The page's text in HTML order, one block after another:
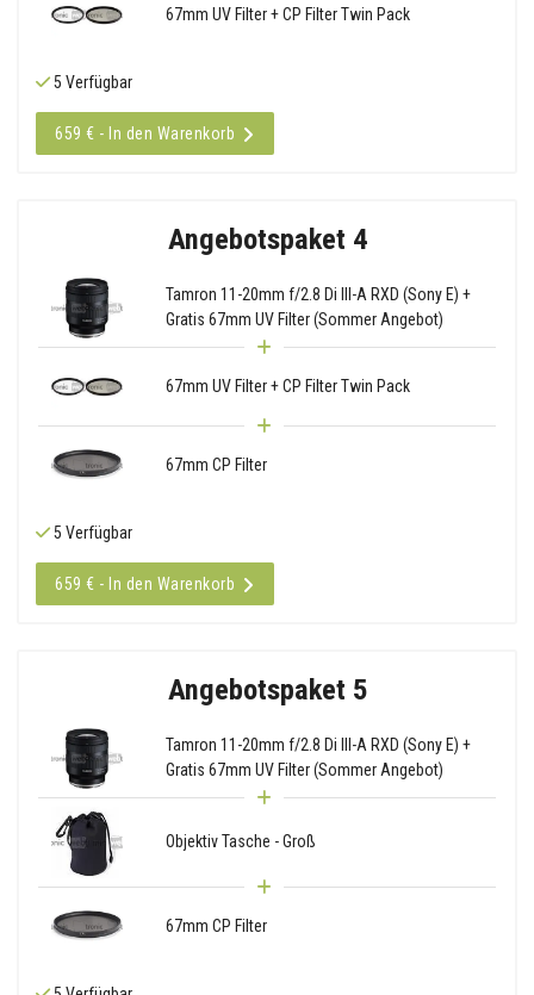
67mm UV Filter + CP Filter Twin Pack
5 Verfügbar
659 € - In den Warenkorb
Angebotspaket 4
Tamron 11-20mm f/2.8 Di III-A RXD (Sony E) +
Gratis 67mm UV Filter (Sommer Angebot)
67mm UV Filter + CP Filter Twin Pack
67mm CP Filter
5 Verfügbar
659 € - In den Warenkorb
Angebotspaket 5
Tamron 11-20mm f/2.8 Di III-A RXD (Sony E) +
Gratis 67mm UV Filter (Sommer Angebot)
Objektiv Tasche - Groß
67mm CP Filter